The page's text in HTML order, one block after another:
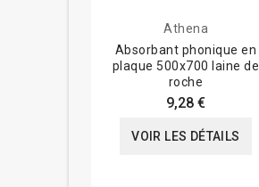
Athena
Absorbant phonique en
plaque 500x700 laine de
roche
9,28 €
VOIR LES DÉTAILS